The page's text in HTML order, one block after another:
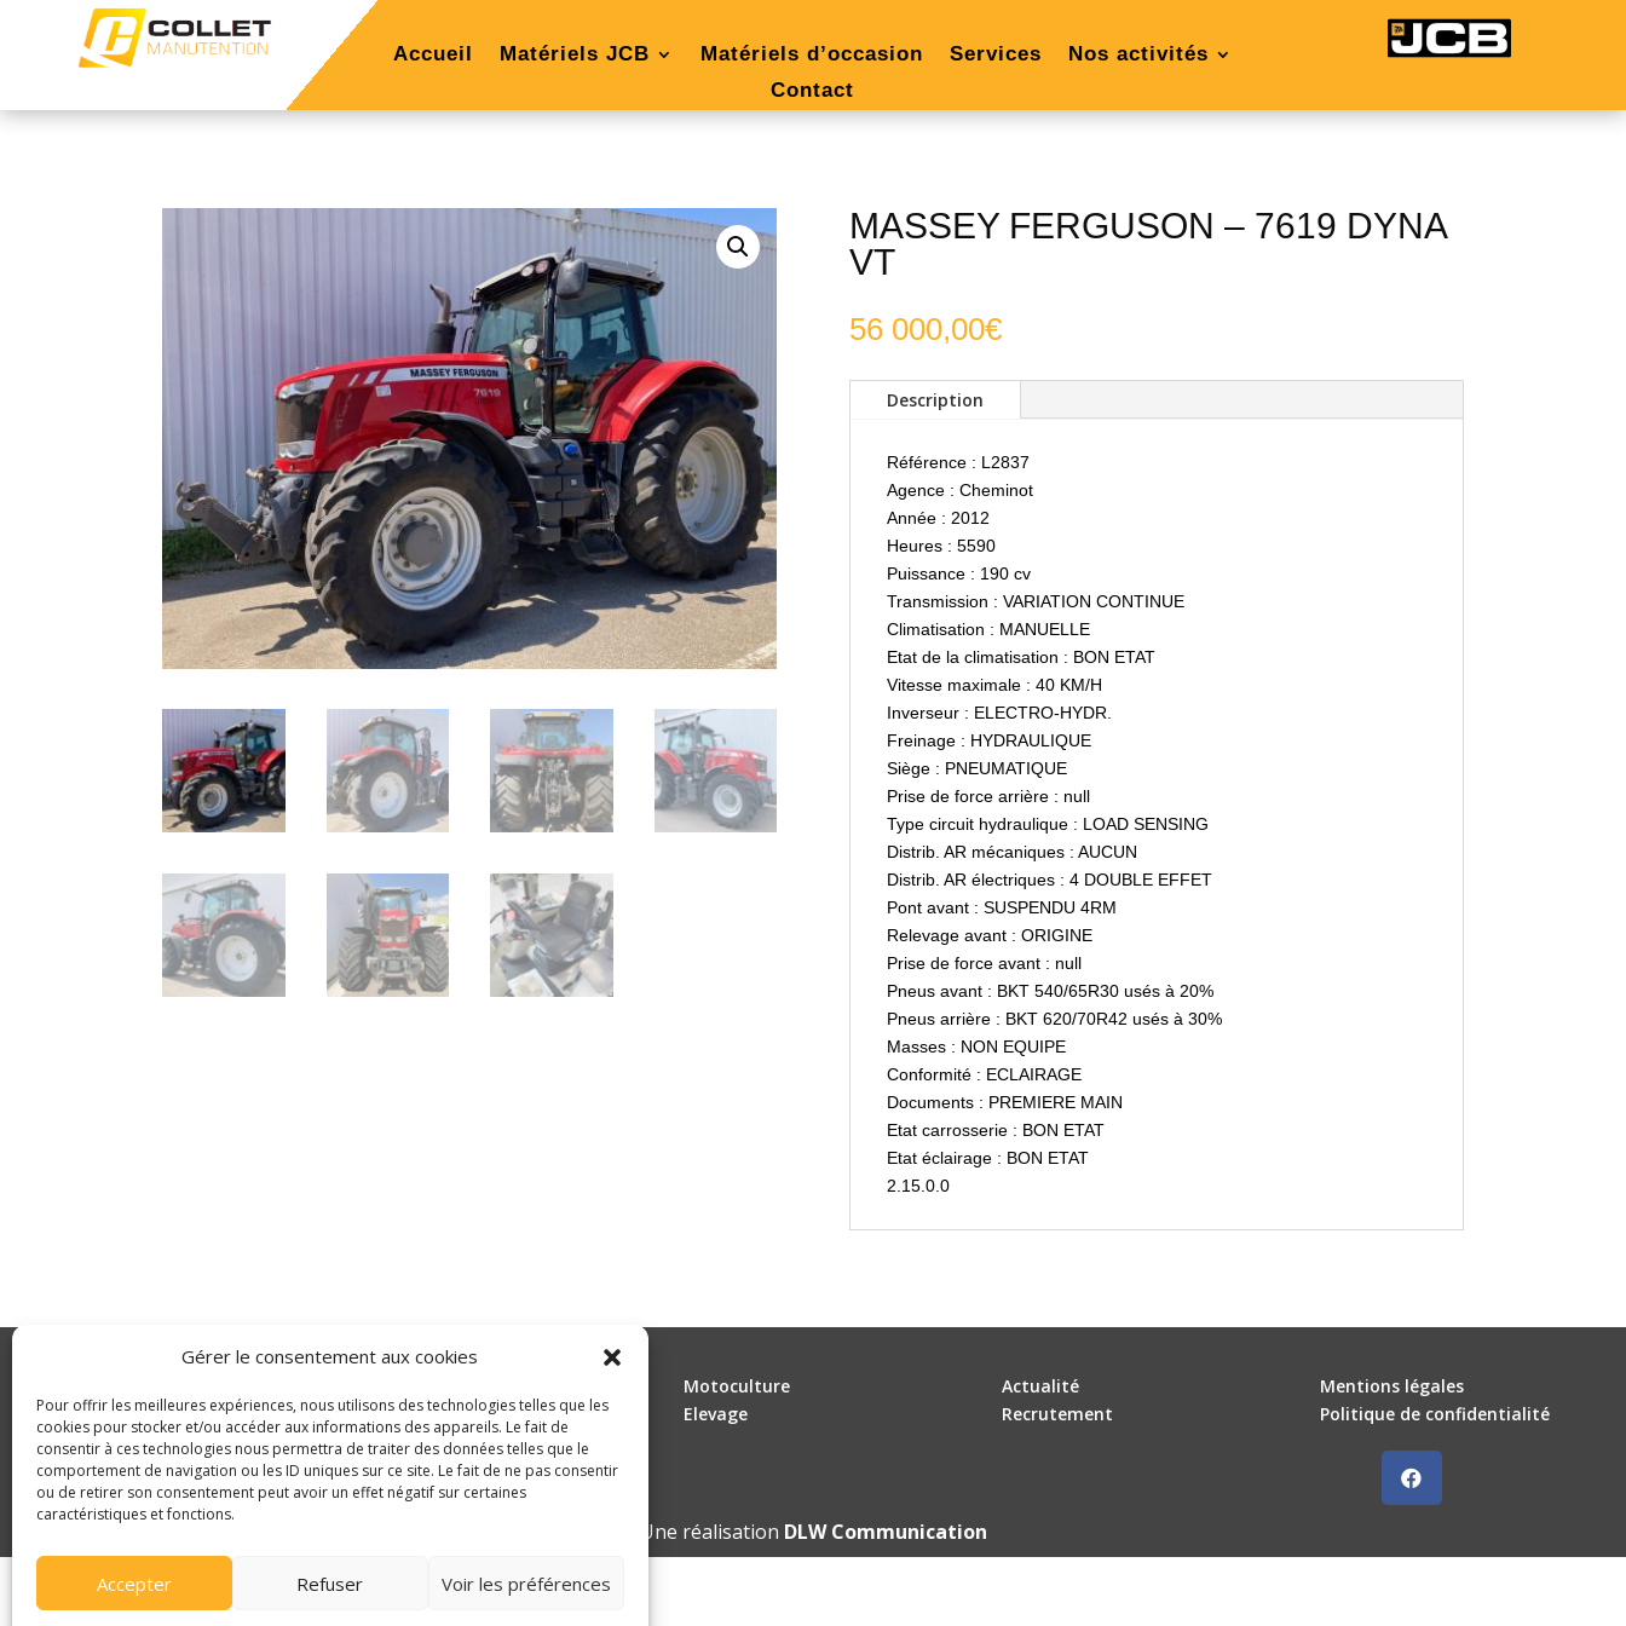
Gérer le consentement aux cookies
Pour offrir les meilleures expériences, nous utilisons des technologies telles que les
cookies pour stocker et/ou accéder aux informations des appareils. Le fait de
consentir à ces technologies nous permettra de traiter des données telles que le
comportement de navigation ou les ID uniques sur ce site. Le fait de ne pas consentir
ou de retirer son consentement peut avoir un effet négatif sur certaines
caractéristiques et fonctions.
Accepter Refuser Voir les préférences
Accueil Matériels JCB Matériels d’occasion Services
Nos activités
Contact
MASSEY FERGUSON – 7619 DYNA
VT
56 000,00€
Description
Référence : L2837
Agence : Cheminot
Année : 2012
Heures : 5590
Puissance : 190 cv
Transmission : VARIATION CONTINUE
Climatisation : MANUELLE
Etat de la climatisation : BON ETAT
Vitesse maximale : 40 KM/H
Inverseur : ELECTRO-HYDR.
Freinage : HYDRAULIQUE
Siège : PNEUMATIQUE
Prise de force arrière : null
Type circuit hydraulique : LOAD SENSING
Distrib. AR mécaniques : AUCUN
Distrib. AR électriques : 4 DOUBLE EFFET
Pont avant : SUSPENDU 4RM
Relevage avant : ORIGINE
Prise de force avant : null
Pneus avant : BKT 540/65R30 usés à 20%
Pneus arrière : BKT 620/70R42 usés à 30%
Masses : NON EQUIPE
Conformité : ECLAIRAGE
Documents : PREMIERE MAIN
Etat carrosserie : BON ETAT
Etat éclairage : BON ETAT
2.15.0.0
© Copyright 2025 GLDC
Agriculture
Motoculture
Elevage
Actualité
Recrutement
Mentions légales
Politique de confidentialité

Une réalisation DLW Communication